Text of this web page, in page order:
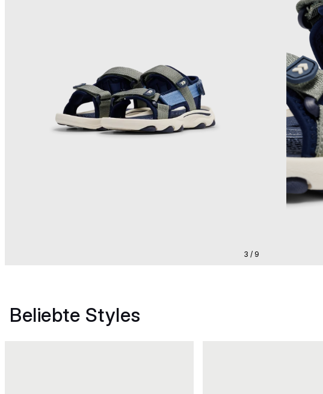
3 / 9
Beliebte Styles